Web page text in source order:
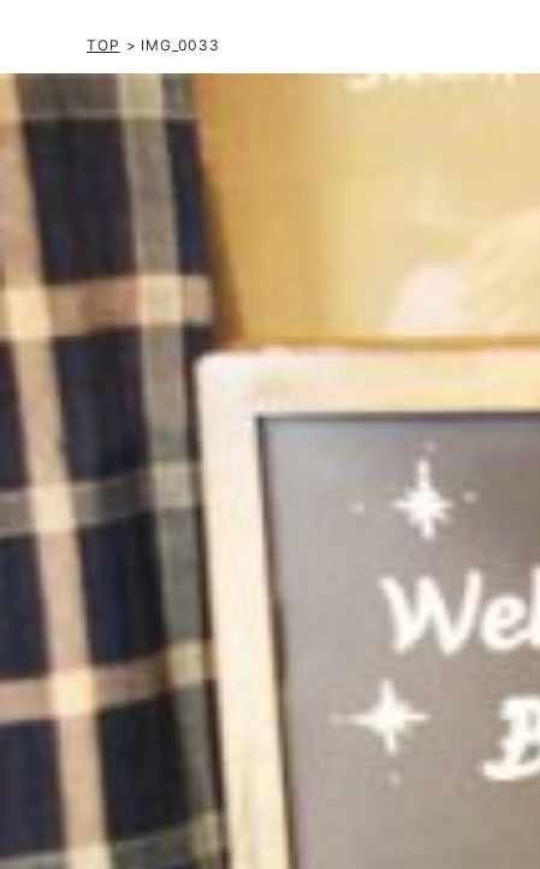
TOP > IMG_0033